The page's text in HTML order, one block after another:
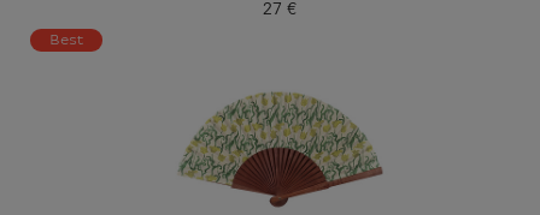
Prix ​​actuel
27 €
Best